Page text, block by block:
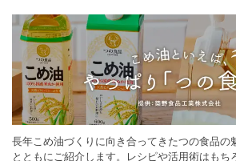
長年こめ油づくりに向き合ってきたつの食品の
とともにご紹介します。レシピや活用術はも